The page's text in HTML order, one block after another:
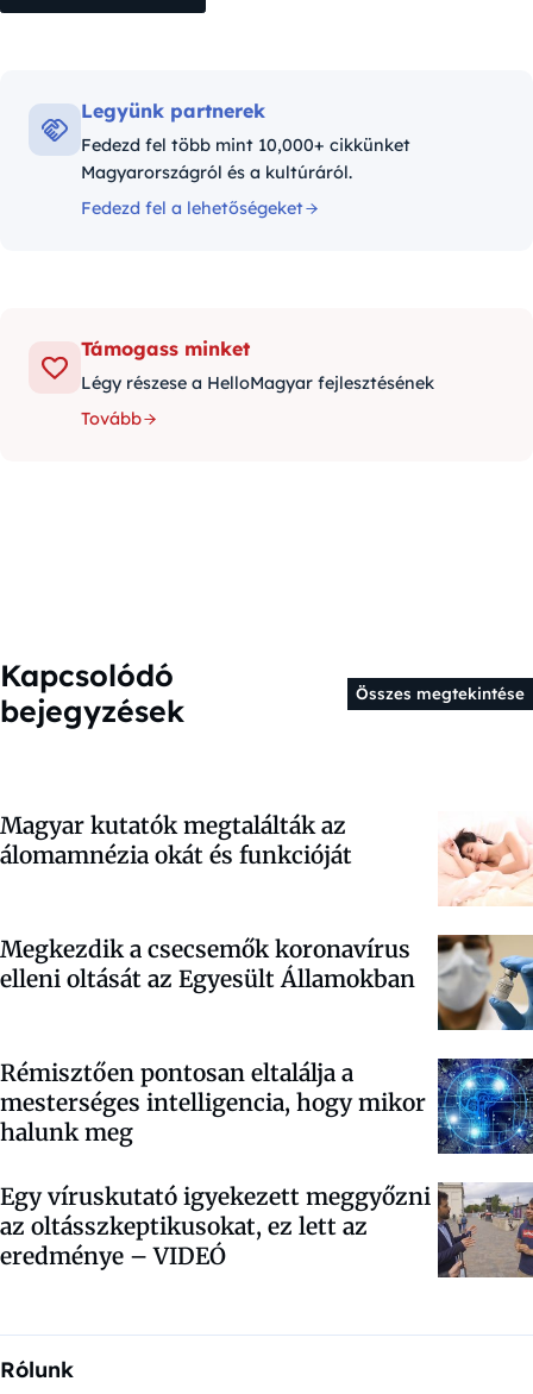
Legyünk partnerek
Fedezd fel több mint 10,000+ cikkünket
Magyarországról és a kultúráról.
Fedezd fel a lehetőségeket
Támogass minket
Légy részese a HelloMagyar fejlesztésének
Tovább
Kapcsolódó
bejegyzések
Összes megtekintése
Magyar kutatók megtalálták az
álomamnézia okát és funkcióját
Megkezdik a csecsemők koronavírus
elleni oltását az Egyesült Államokban
Rémisztően pontosan eltalálja a
mesterséges intelligencia, hogy mikor
halunk meg
Egy víruskutató igyekezett meggyőzni
az oltásszkeptikusokat, ez lett az
eredménye – VIDEÓ
Rólunk